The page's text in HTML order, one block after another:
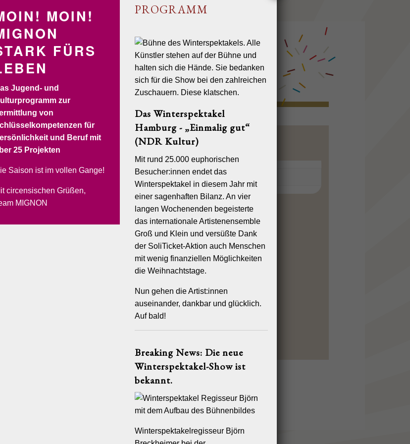
VERLEIH BUCHEN&RESERVIEREN
Catering-Unternehmen mit mobilen und festen
auf Sylt. Wir realisieren maßgeschneiderte Events,
Erlebnis eine perfekte Verbindung eingehen.
großes Gesellschaften an zauberhaftenStandorten.
Küchen- und Servicepersonal, mit Animateuren
Küchenausstattung, unserem fliegenden
Zirkuswagen und Fahrgeschäften realisieren wir
Ereignisse überall dort auf der Welt, wo Sie gerne
zurück
PHILOSOPHIE KONTAKT IMPRESSUM AGB
MOIN!
FÜRS
Jugend- und
zur
von
für
und Beruf mit
25 Projekten
Saison ist im vollen Gange!
circensischen Grüßen,
MIGNON
PROGRAMM
Das Winterspektakel
Hamburg - „Einmalig gut“
(NDR Kultur)
Mit rund 25.000 euphorischen
Besucher:innen endet das
Winterspektakel in diesem Jahr mit
einer sagenhaften Bilanz. An vier
langen Wochenenden begeisterte
das internationale Artistenensemble
Groß und Klein und versüßte Dank
der SoliTicket-Aktion auch Menschen
mit wenig finanziellen Möglichkeiten
die Weihnachtstage.
Nun gehen die Artist:innen
auseinander, dankbar und glücklich.
Auf bald!
Breaking News: Die neue
Winterspektakel-Show ist
bekannt.
Winterspektakelregisseur Björn